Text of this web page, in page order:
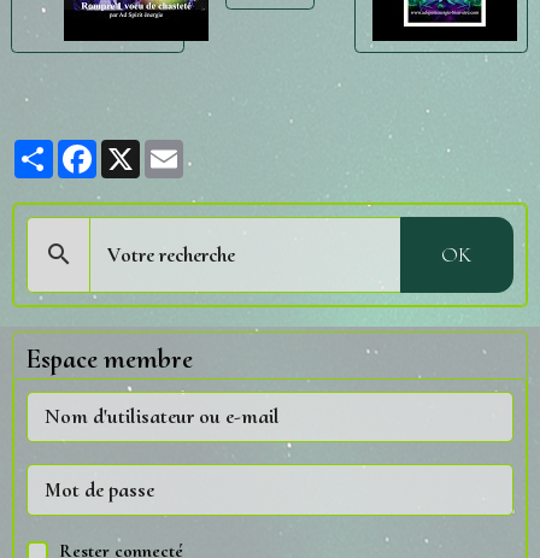
PartagerFacebook
X
OK
Espace membre
Rester connecté